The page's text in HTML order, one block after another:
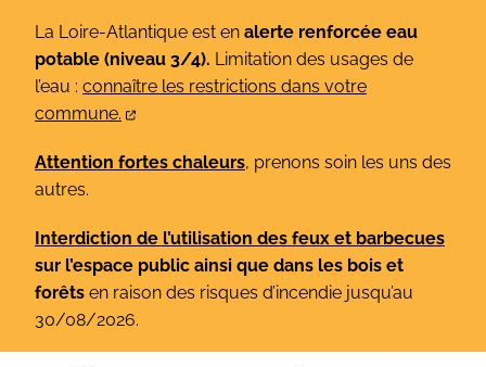
contenu
La Loire-Atlantique est en alerte renforcée eau
potable (niveau 3/4). Limitation des usages de
l’eau : connaître les restrictions dans votre
commune.
Attention fortes chaleurs, prenons soin les uns des
autres.
Interdiction de l’utilisation des feux et barbecues
sur l’espace public ainsi que dans les bois et
forêts en raison des risques d’incendie jusqu’au
30/08/2026.